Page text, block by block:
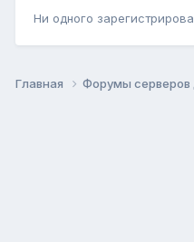
Ни одного
Главная Форумы серверов